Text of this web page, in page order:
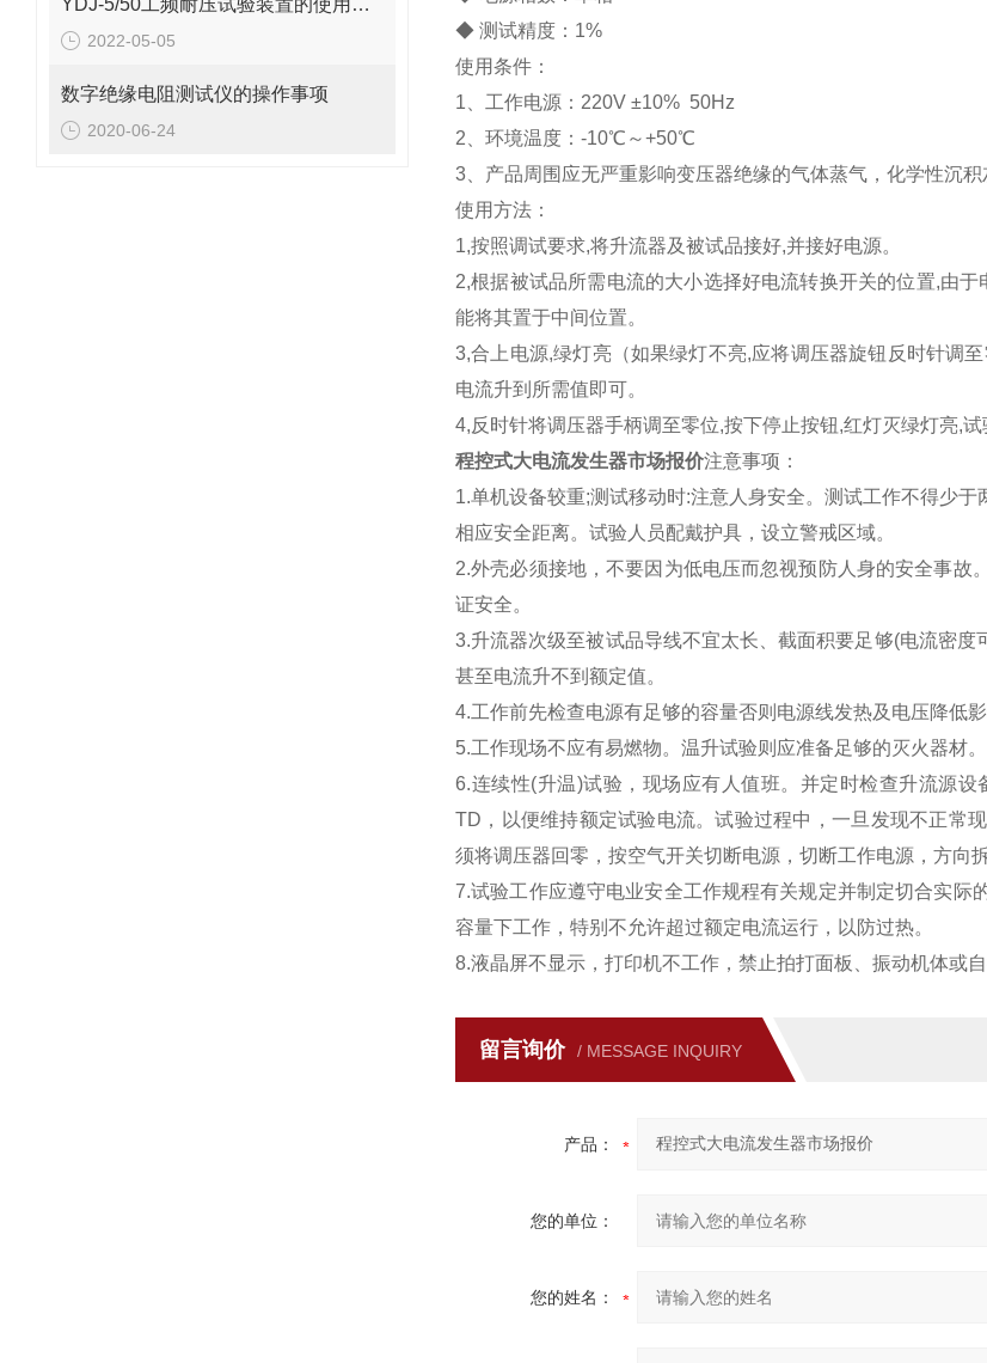
YDJ-5/50工频耐压试验装置的使用方法
2022-05-05
数字绝缘电阻测试仪的操作事项
2020-06-24
◆ 测试精度：1%
使用条件：
1、工作电源：220V ±10% 50Hz
2、环境温度：-10℃～+50℃
3、产品周围应无严重影响变压器绝缘的气体蒸气，化学性沉积
使用方法：
1,按照调试要求,将升流器及被试品接好,并接好电源。
2,根据被试品所需电流的大小选择好电流转换开关的位置,由于
能将其置于中间位置。
3,合上电源,绿灯亮（如果绿灯不亮,应将调压器旋钮反时针调
电流升到所需值即可。
4,反时针将调压器手柄调至零位,按下停止按钮,红灯灭绿灯亮,试
程控式大电流发生器市场报价注意事项：
1.单机设备较重;测试移动时:注意人身安全。测试工作不得少
相应安全距离。试验人员配戴护具，设立警戒区域。
2.外壳必须接地，不要因为低电压而忽视预防人身的安全事
证安全。
3.升流器次级至被试品导线不宜太长、截面积要足够(电流密
甚至电流升不到额定值。
4.工作前先检查电源有足够的容量否则电源线发热及电压降低影
5.工作现场不应有易燃物。温升试验则应准备足够的灭火器材。
6.连续性(升温)试验，现场应有人值班。并定时检查升流源
TD，以便维持额定试验电流。试验过程中，一旦发现不正常
须将调压器回零，按空气开关切断电源，切断工作电源，方向
7.试验工作应遵守电业安全工作规程有关规定并制定切合实
容量下工作，特别不允许超过额定电流运行，以防过热。
8.液晶屏不显示，打印机不工作，禁止拍打面板、振动机体或
留言询价 / MESSAGE INQUIRY
产品：
您的单位：
您的姓名：